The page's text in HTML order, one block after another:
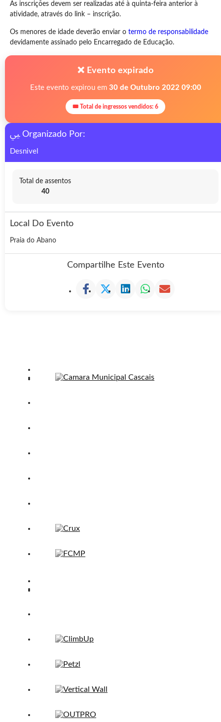
As inscrições devem ser realizadas até à quinta-feira anterior à
atividade, através do link – inscrição.
Os menores de idade deverão enviar o termo de responsabilidade
devidamente assinado pelo Encarregado de Educação.
❌ Evento expirado
Este evento expirou em 30 de Outubro 2022 09:00
🎟 Total de ingressos vendidos: 6
Organizado Por:
Desnivel
Total de assentos
40
Local Do Evento
Praia do Abano
Compartilhe Este Evento